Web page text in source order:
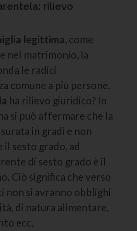
rilievo
legittima, come
nel matrimonio, la
le radici
comune a più persone.
ha rilievo giuridico? In
si può affermare che la
in gradi e non
sesto grado, ad
di sesto grado è il
Ciò significa che verso
non si avranno obblighi
di natura alimentare,
ecc.